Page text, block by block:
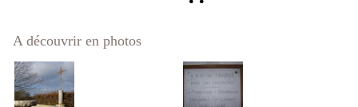
A découvrir en photos